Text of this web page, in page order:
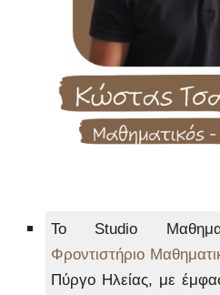
Το Studio
Φροντιστήριο
Πύργο Ηλείας, με